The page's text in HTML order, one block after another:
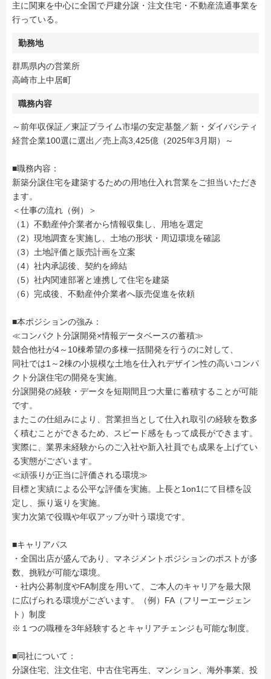
主に関東を中心に全国で戸建分譲・注文住宅・不動産流通事業を
行っている。
勤務地
群馬県内の営業所
高崎市上中居町
職務内容
～前年収保証／東証プライム市場の安定基盤／新・ダイバシティ
経営企業100選に選出／売上高3,425億（2025年3月期）～
■職務内容：
新築分譲住宅を建築するための用地仕入れ営業をご担当いただき
ます。
＜仕事の流れ（例）＞
（1）不動産仲介業者から情報収集し、用地を選定
（2）現地調査を実施し、土地の形状・周辺環境を確認
（3）土地評価と販売計画を立案
（4）社内承認後、契約を締結
（5）社内関連部署と連携して住宅を建築
（6）完成後、不動産仲介業者へ販売促進を依頼
■本ポジションの強み：
≪コンパクト分譲開発×情報データベースの蓄積≫
競合他社が4～10棟希望の多棟一括開発を行うのに対して、
同社では1～2棟の小規模な土地を仕入れデザイン性の高いコンパ
クト分譲住宅の開発を実施。
分譲開発の経験・データを短期間且つ大量に蓄積することが可能
です。
またこの仕組みにより、営業担当として仕入れ取引の経験を数多
く積むことができるため、スピード感をもって成長ができます。
実際に、業界未経験からのご入社や新入社員でも成果を上げてい
る実態がございます。
≪頑張りが正当に評価される環境≫
目標と実績による公平な評価を実施。上長と1on1にて目標を設
定し、振り返りを実施。
実力次第で役職や年収アップが叶う環境です。
■キャリアパス
・全国出店が盛んであり、マネジメントポジションのポストが多
数、挑戦が可能な環境。
・社内公募制度やFA制度を用いて、ご本人のキャリアを最大限
に広げられる環境がございます。（例）FA（フリーエージェン
ト）制度
※１つの職種を3年経験するとキャリアチェンジも可能な制度。
■同社について：
分譲住宅、注文住宅、中古住宅再生、マンション、海外事業、投